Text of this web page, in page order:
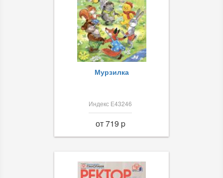
Мурзилка
Индекс Е43246
от 719 p